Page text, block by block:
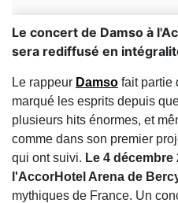
Le concert de Damso à
sera rediffusé en
Le rappeur Damso fait partie
marqué les esprits depuis
plusieurs hits énormes, et
comme dans son premier
qui ont suivi. Le 4
l'AccorHotel Arena de
mythiques de France. Un